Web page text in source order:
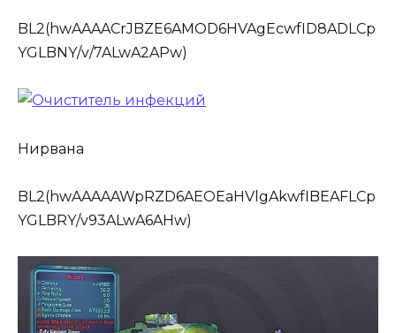
BL2(hwAAAACrJBZE6AMOD6HVAgEcwfID8ADLCp
YGLBNY/v/7ALwA2APw)
Нирвана
BL2(hwAAAAAWpRZD6AEOEaHVlgAkwfIBEAFLCp
YGLBRY/v93ALwA6AHw)